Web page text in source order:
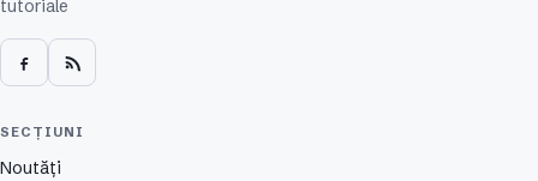
tutoriale
SECȚIUNI
Noutăți